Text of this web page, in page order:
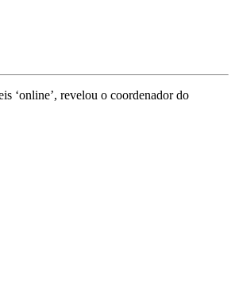
‘online’, revelou o coordenador do